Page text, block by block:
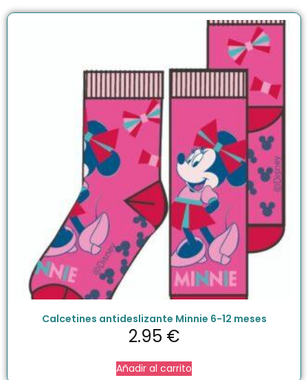
Calcetines antideslizante Minnie 6-12 meses
2.95 €
Añadir al carrito